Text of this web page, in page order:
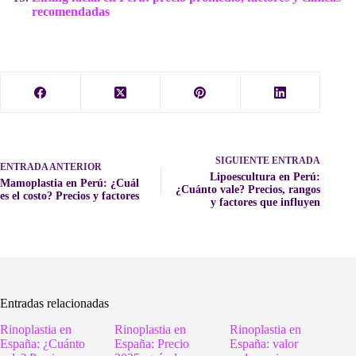
recomendadas
ENTRADAANTERIOR
Mamoplastia en Perú: ¿Cuál
es el costo? Precios y factores
SIGUIENTEENTRADA
Lipoescultura en Perú:
¿Cuánto vale? Precios, rangos
y factores que influyen
Entradas relacionadas
Rinoplastia en
España: ¿Cuánto
Rinoplastia en
España: Precio
Rinoplastia en
España: valor